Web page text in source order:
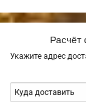
Расчёт
Укажите адрес